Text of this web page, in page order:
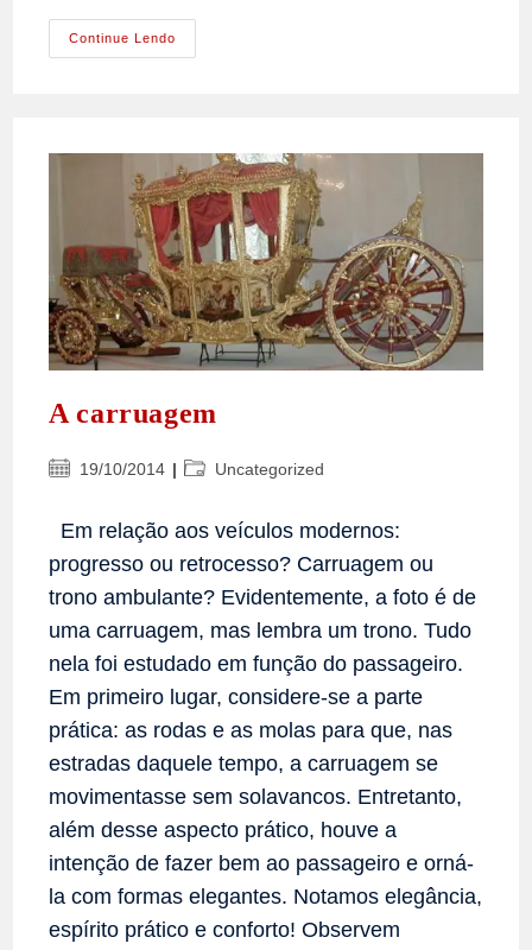
Continue Lendo
Isabel
A carruagem
Post19/10/2014
Categoria
Uncategorized
Em relação aos veículos modernos:
progresso ou retrocesso? Carruagem ou
trono ambulante? Evidentemente, a foto é de
uma carruagem, mas lembra um trono. Tudo
nela foi estudado em função do passageiro.
Em primeiro lugar, considere-se a parte
prática: as rodas e as molas para que, nas
estradas daquele tempo, a carruagem se
movimentasse sem solavancos. Entretanto,
além desse aspecto prático, houve a
intenção de fazer bem ao passageiro e orná-
la com formas elegantes. Notamos elegância,
espírito prático e conforto! Observem